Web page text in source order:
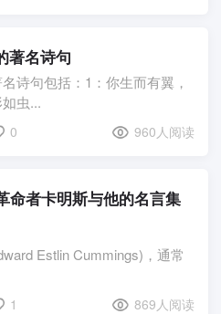
著名诗句
诗句包括：1：你生而有翼，
虫...
0 960人阅读
命者卡明斯与他的名言集
Estlin Cummings)，通常
1 869人阅读